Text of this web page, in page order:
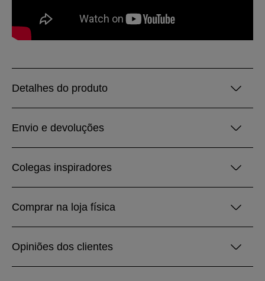
Detalhes do produto
Envio e devoluções
Colegas inspiradores
Comprar na loja física
Opiniões dos clientes